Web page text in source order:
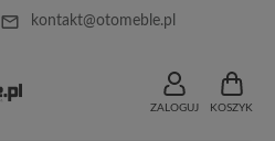
mail_outline kontakt@otomeble.pl
ZALOGUJ KOSZYK